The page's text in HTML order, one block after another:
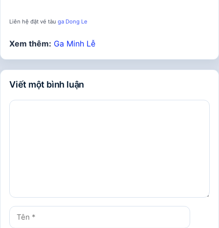
Liên hệ đặt vé tàu ga Dong Le
Xem thêm: Ga Minh Lễ
Viết một bình luận
Bình
Tên